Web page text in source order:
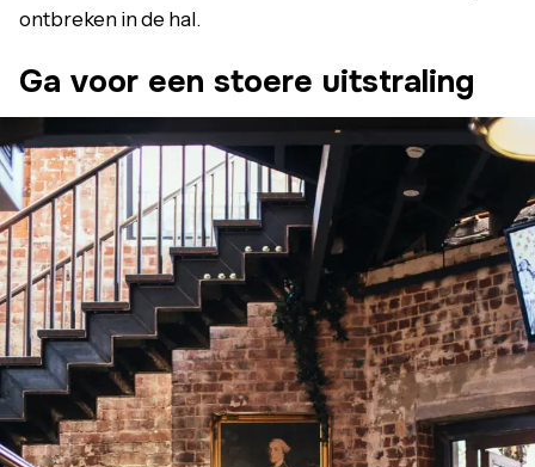
ontbreken in de hal.
Ga voor een stoere uitstraling